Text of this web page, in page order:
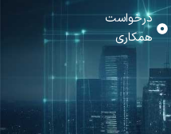
درخواست
همکاری